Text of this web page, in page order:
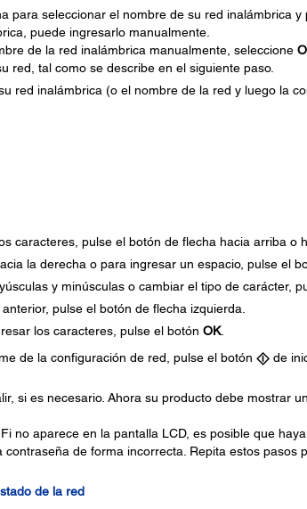
para seleccionar el nombre de su red inalámbrica y
puede ingresarlo manualmente.
de la red inalámbrica manualmente, seleccione
red, tal como se describe en el siguiente paso.
red inalámbrica (o el nombre de la red y luego la
caracteres, pulse el botón de flecha hacia arriba o
la derecha o para ingresar un espacio, pulse el
y minúsculas o cambiar el tipo de carácter,
pulse el botón de flecha izquierda.
los caracteres, pulse el botón OK.
de la configuración de red, pulse el botón
de
si es necesario. Ahora su producto debe mostrar
no aparece en la pantalla LCD, es posible que
de forma incorrecta. Repita estos pasos
de la red